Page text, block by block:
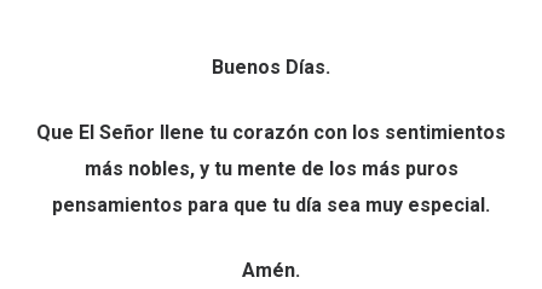
Buenos Días.
Que El Señor llene tu corazón con los sentimientos
más nobles, y tu mente de los más puros
pensamientos para que tu día sea muy especial.
Amén.